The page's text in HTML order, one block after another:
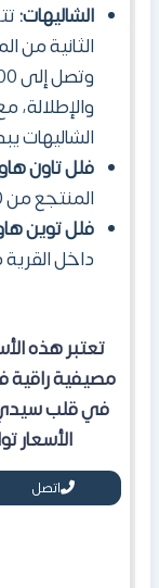
الشاليهات:
والإطلالة،
الشاليهات يبدأ
فلل تاون
المنتجع من 40,800,000 جنيه مصري.
فلل توين
داخل القرية من 48,000,000
تعتبر هذه
مصيفية راقية
في قلب سيدي
الأسعار
اتصل